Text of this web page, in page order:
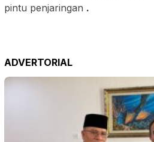
pintu penjaringan .
ADVERTORIAL